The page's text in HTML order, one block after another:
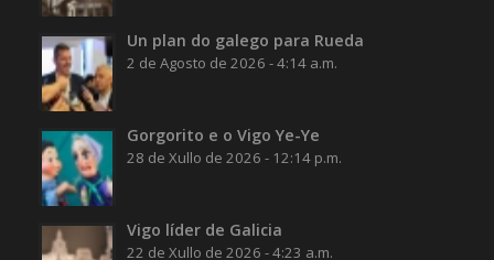
Un plan do galego para Rueda
2 de Agosto de 2026 - 4:14 a.m.
Gorgorito e o Vigo Ye-Ye
28 de Xullo de 2026 - 12:14 p.m.
Vigo líder de Galicia
22 de Xullo de 2026 - 4:23 a.m.